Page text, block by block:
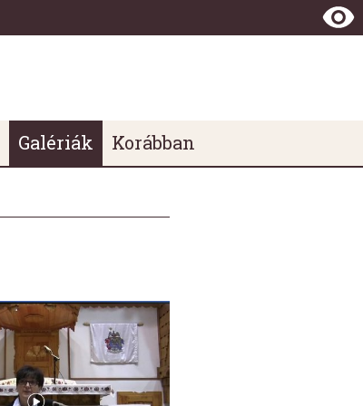
Galériák Korábban